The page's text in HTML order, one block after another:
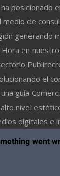
ha posicionado
medio de
generando
Hora en
el
guía
nivel
digitales e